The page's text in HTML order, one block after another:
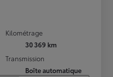
Kilométrage
30 369 km
Transmission
Boîte automatique